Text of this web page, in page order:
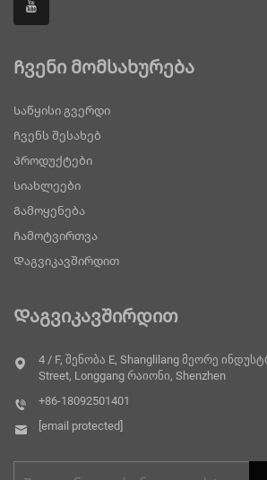
Ჩვენი მომსახურება
Საწყისი გვერდი
Ჩვენს შესახებ
Პროდუქტები
Სიახლეები
Გამოყენება
Ჩამოტვირთვა
Დაგვიკავშირდით
Დაგვიკავშირდით
4 / F, შენობა E, Shanglilang მეორე
Street, Longgang რაიონი, Shenzhen
+86-18092501401
[email protected]